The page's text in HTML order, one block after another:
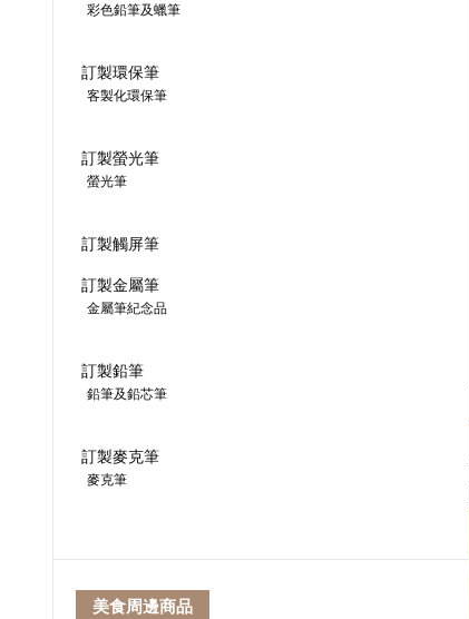
彩色鉛筆及蠟筆
訂製環保筆
客製化環保筆
訂製螢光筆
螢光筆
訂製觸屏筆
訂製金屬筆
金屬筆紀念品
訂製鉛筆
鉛筆及鉛芯筆
訂製麥克筆
麥克筆
美食周邊商品